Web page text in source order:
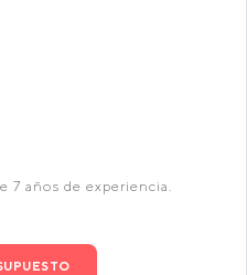
7 años de experiencia.